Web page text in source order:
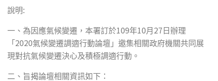
說明:
一、為因應氣候變遷，本署訂於109年10月 27 日辦理
「 2020氣候變遷調適行動論壇」邀集相關政府機關共同展
現對抗氣候變遷決心及積極調適行動。
二、旨揭論壇相關資訊如下：